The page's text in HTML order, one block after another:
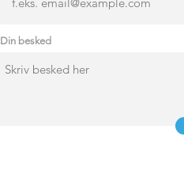
Din besked